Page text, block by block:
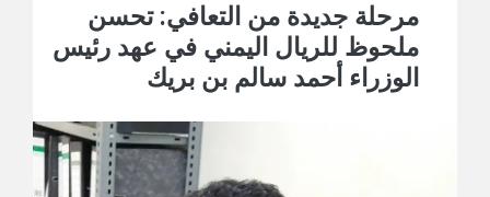
مرحلة جديدة من التعافي: تحسن
ملحوظ للريال اليمني في عهد رئيس
الوزراء أحمد سالم بن بريك